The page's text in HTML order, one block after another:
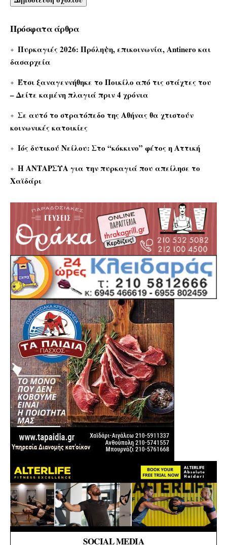
Πρόσφατα άρθρα
Πυρκαγιές 2026: Πρόληψη, επικοινωνία, Antinero και
δασαρχεία
Έτσι ξαναγεννήθηκε το Ποικίλο από τις στάχτες του
– Δείτε καμένη πλαγιά πριν 4 χρόνια
Σε αυτό το στρατόπεδο της Αθήνας θα χτιστούν
κοινωνικές κατοικίες
Ιός δυτικού Νείλου: Στο “κόκκινο” φέτος η Αττική
Η ΑΝΤΑΡΣΥΑ για την πυρκαγιά που απείλησε το
Χαϊδάρι
SOCIAL MEDIA